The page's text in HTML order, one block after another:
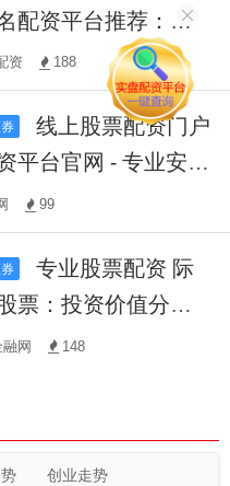
配资平台推荐：助
现财富增值！
资 188
线上股票配资门户
平台官网 - 专业安全
99
专业股票配资 际
票：投资价值分析
望
融网 148
创业走势